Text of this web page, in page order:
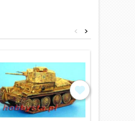
>
<